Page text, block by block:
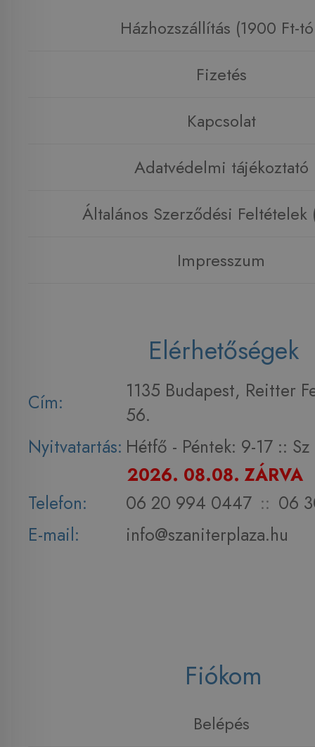
Házhozszállítás (1900 Ft-
Fizetés
Kapcsolat
Adatvédelmi tájékoztató
Általános Szerződési Feltételek
Impresszum
Elérhetőségek
Cím:
1135 Budapest, Reitter
56.
Nyitvatartás: Hétfő - Péntek: 9-17 :: Sz
2026. 08.08. ZÁRVA
Telefon:
06 20 994 0447 :: 06
E-mail:
info@szaniterplaza.hu
Fiókom
Belépés